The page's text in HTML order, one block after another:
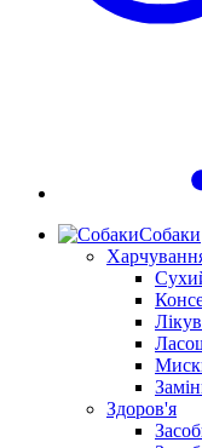
Собаки
Здоров'я